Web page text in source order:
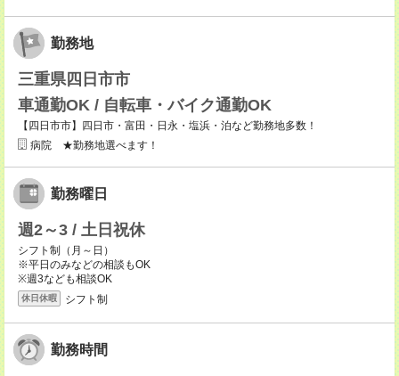
勤務地
三重県四日市市
車通勤OK / 自転車・バイク通勤OK
【四日市市】四日市・富田・日永・塩浜・泊など勤務地多数！
病院 ★勤務地選べます！
勤務曜日
週2～3 / 土日祝休
シフト制（月～日）
※平日のみなどの相談もOK
※週3なども相談OK
休日休暇 シフト制
勤務時間